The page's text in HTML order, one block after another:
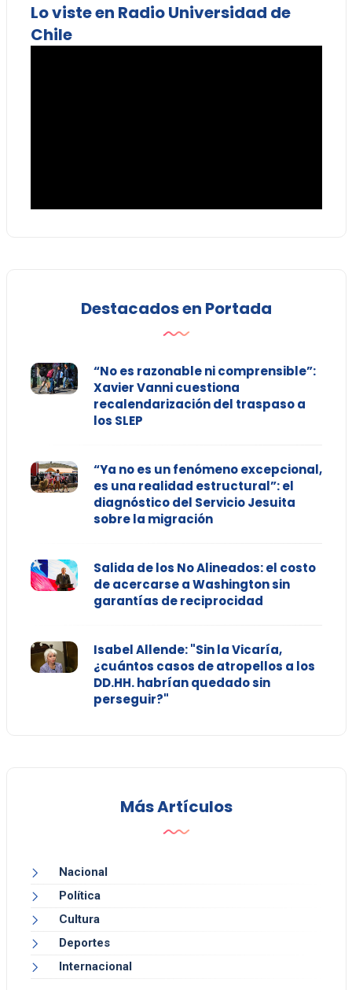
Lo viste en Radio Universidad de
Chile
Destacados en Portada
“No es razonable ni comprensible”:
Xavier Vanni cuestiona
recalendarización del traspaso a
los SLEP
“Ya no es un fenómeno excepcional,
es una realidad estructural”: el
diagnóstico del Servicio Jesuita
sobre la migración
Salida de los No Alineados: el costo
de acercarse a Washington sin
garantías de reciprocidad
Isabel Allende: "Sin la Vicaría,
¿cuántos casos de atropellos a los
DD.HH. habrían quedado sin
perseguir?"
Más Artículos
Nacional
Política
Cultura
Deportes
Internacional